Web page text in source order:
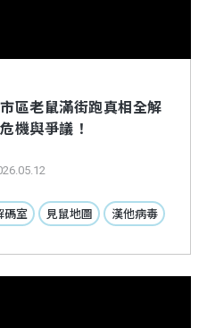
區老鼠滿街跑真相全解
機與爭議！
碼室 見鼠地圖 漢他病毒